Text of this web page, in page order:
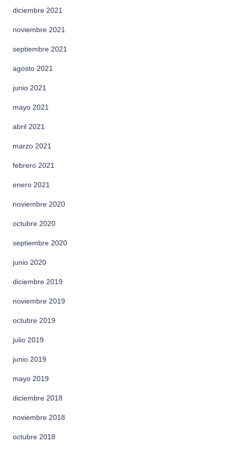
diciembre 2021
noviembre 2021
septiembre 2021
agosto 2021
junio 2021
mayo 2021
abril 2021
marzo 2021
febrero 2021
enero 2021
noviembre 2020
octubre 2020
septiembre 2020
junio 2020
diciembre 2019
noviembre 2019
octubre 2019
julio 2019
junio 2019
mayo 2019
diciembre 2018
noviembre 2018
octubre 2018